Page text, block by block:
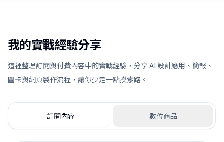
我的實戰經驗分享
這裡整理訂閱與付費內容中的實戰經驗，分享 AI 設計應用、簡報、
圖卡與網頁製作流程，讓你少走一點摸索路。
訂閱內容 數位商品